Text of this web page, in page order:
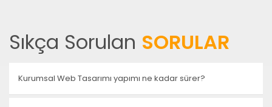
Sıkça Sorulan SORULAR
Kurumsal Web Tasarımı yapımı ne kadar sürer?